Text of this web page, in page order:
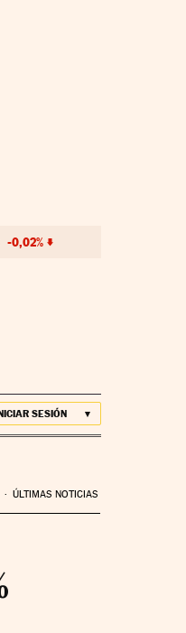
-0,02%
SESIÓN
ÚLTIMAS NOTICIAS